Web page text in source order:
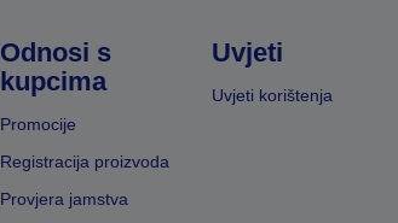
Odnosi s
kupcima
Promocije
Registracija proizvoda
Provjera jamstva
Uvjeti
Uvjeti korištenja